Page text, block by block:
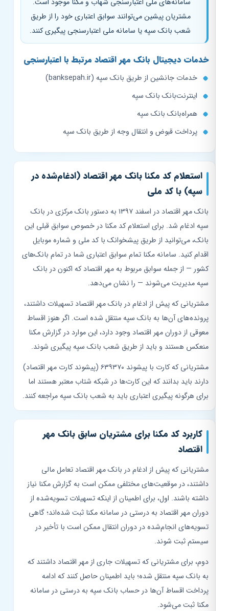
مشتریان پیشین می‌توانند سوابق اعتباری خود را از طریق
شعب بانک سپه یا سامانه ملی اعتبارسنجی پیگیری کنند.
خدمات دیجیتال بانک مهر اقتصاد مرتبط با اعتبارسنجی
خدمات جانشین از طریق بانک سپه (banksepah.ir)
اینترنت‌بانک بانک سپه
همراه‌بانک بانک سپه
پرداخت قبوض و انتقال وجه از طریق بانک سپه
استعلام کد مکنا بانک مهر اقتصاد (ادغام‌شده در
سپه) با کد ملی
بانک مهر اقتصاد در اسفند ۱۳۹۷ به دستور بانک مرکزی در بانک
سپه ادغام شد. برای استعلام کد مکنا در خصوص سوابق قبلی این
بانک، می‌توانید از طریق پیشخوانک با کد ملی و شماره موبایل
اقدام کنید. سامانه مکنا تمام سوابق اعتباری شما در تمام بانک‌های
کشور — از جمله سوابق مربوط به مهر اقتصاد که اکنون در بانک
سپه مدیریت می‌شوند — را نشان می‌دهد.
مشتریانی که پیش از ادغام در بانک مهر اقتصاد تسهیلات داشتند،
پرونده‌های آن‌ها به بانک سپه منتقل شده است. اگر هنوز اقساط
معوقی از دوران مهر اقتصاد وجود دارد، این موارد در گزارش مکنا
منعکس هستند و باید از طریق شعب بانک سپه پیگیری شوند.
مشتریانی که کارت با پیشوند ۶۳۹۳۷۰ (پیشوند کارت مهر اقتصاد)
دارند باید بدانند که این کارت‌ها در شبکه شتاب معتبر هستند اما
برای هرگونه پیگیری اعتباری باید به شعب بانک سپه مراجعه کنند.
کاربرد کد مکنا برای مشتریان سابق بانک مهر
اقتصاد
مشتریانی که پیش از ادغام در بانک مهر اقتصاد تعامل مالی
داشتند، در موقعیت‌های مختلفی ممکن است به گزارش مکنا نیاز
داشته باشند. اول، برای اطمینان از اینکه تسهیلات تسویه‌شده از
دوران مهر اقتصاد به درستی در سامانه مکنا ثبت شده‌اند؛ گاهی
تسویه‌های انجام‌شده در دوران انتقال ممکن است با تأخیر در
سیستم ثبت شوند.
دوم، برای مشتریانی که تسهیلات جاری از مهر اقتصاد داشتند که
به بانک سپه منتقل شده؛ باید اطمینان حاصل کنند که ادامه
پرداخت اقساط آن‌ها در حساب بانک سپه به درستی در سامانه
مکنا ثبت می‌شود.